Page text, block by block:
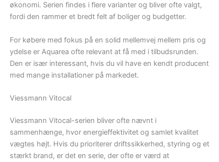
økonomi. Serien findes i flere varianter og bliver ofte valgt,
fordi den rammer et bredt felt af boliger og budgetter.
For købere med fokus på en solid mellemvej mellem pris og
ydelse er Aquarea ofte relevant at få med i tilbudsrunden.
Den er især interessant, hvis du vil have en kendt producent
med mange installationer på markedet.
Viessmann Vitocal
Viessmann Vitocal-serien bliver ofte nævnt i
sammenhænge, hvor energieffektivitet og samlet kvalitet
vægtes højt. Hvis du prioriterer driftssikkerhed, styring og et
stærkt brand, er det en serie, der ofte er værd at